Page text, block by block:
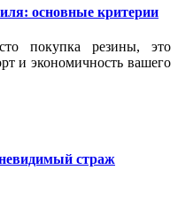
основные критерии
покупка резины, это
и экономичность вашего
страж